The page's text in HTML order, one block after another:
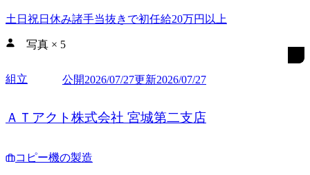
土日祝日休み諸手当抜きで初任給20万円以上
写真 × 5
組立 公開2026/07/27更新2026/07/27
ＡＴアクト株式会社 宮城第二支店
コピー機の製造